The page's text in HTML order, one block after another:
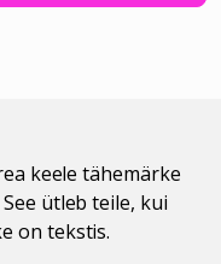
keele tähemärke
ütleb teile, kui
on tekstis.